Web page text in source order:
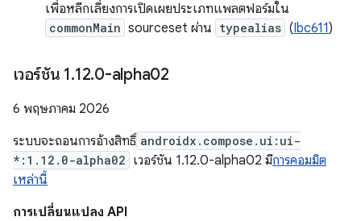
เพื่อหลีกเลี่ยงการเปิดเผยประเภทแพลตฟอร์มใน
commonMain sourceset ผ่าน typealias (Ibc611)
เวอร์ชัน 1.12.0-alpha02
6 พฤษภาคม 2026
ระบบจะถอนการอ้างสิทธิ์ androidx.compose.ui:ui-
*:1.12.0-alpha02 เวอร์ชัน 1.12.0-alpha02 มีการคอมมิต
เหล่านี้
การเปลี่ยนแปลง API